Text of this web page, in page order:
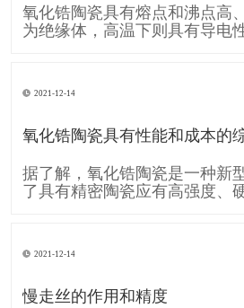
氧化锆陶瓷具有熔点和沸点高
为绝缘体，高温下则具有导电
常见成型方式： 一、注浆成型
陶瓷使用较早的成型方法，注
2021-12-14
氧化锆陶瓷具有性能和成本的
据了解，氧化锆陶瓷是一种新
了具有精密陶瓷应有高强度、
像是轴封轴承、切削组件、模
至可用于人体，像是人工关节
2021-12-14
慢走丝的作用和精度